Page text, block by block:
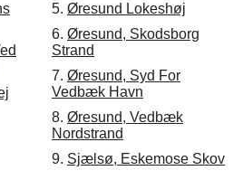
5. Øresund Lokeshøj
6. Øresund, Skodsborg
Strand
7. Øresund, Syd For
Vedbæk Havn
8. Øresund, Vedbæk
Nordstrand
9. Sjælsø, Eskemose Skov